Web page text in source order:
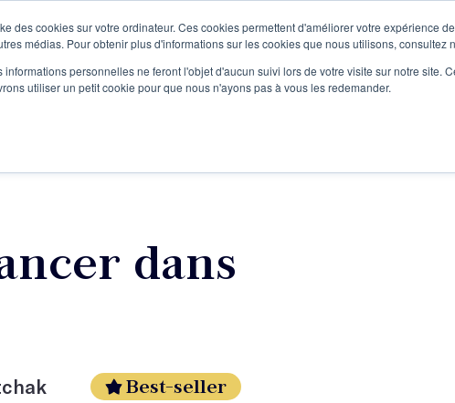
des cookies sur votre ordinateur. Ces cookies permettent d'améliorer votre expérience
médias. Pour obtenir plus d'informations sur les cookies que nous utilisons, consultez
informations personnelles ne feront l'objet d'aucun suivi lors de votre visite sur notre site.
utiliser un petit cookie pour que nous n'ayons pas à vous les redemander.
Le podcast L'infolettre
dans
Best-seller